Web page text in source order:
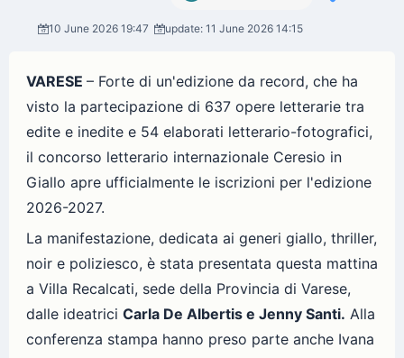
10 June 2026 19:47 update: 11 June 2026 14:15
VARESE – Forte di un'edizione da record, che ha
visto la partecipazione di 637 opere letterarie tra
edite e inedite e 54 elaborati letterario-fotografici,
il concorso letterario internazionale Ceresio in
Giallo apre ufficialmente le iscrizioni per l'edizione
2026-2027.
La manifestazione, dedicata ai generi giallo, thriller,
noir e poliziesco, è stata presentata questa mattina
a Villa Recalcati, sede della Provincia di Varese,
dalle ideatrici Carla De Albertis e Jenny Santi. Alla
conferenza stampa hanno preso parte anche Ivana